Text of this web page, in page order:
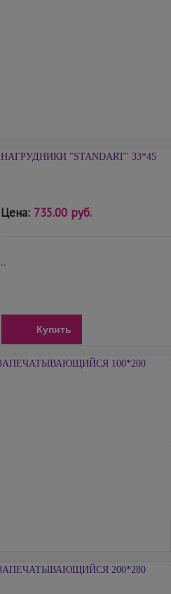
НАГРУДНИКИ "STANDART" 33*45
Цена: 735.00 руб.
..
Купить